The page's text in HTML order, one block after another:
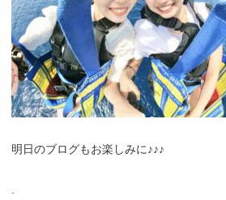
明日のブログもお楽しみに♪♪♪